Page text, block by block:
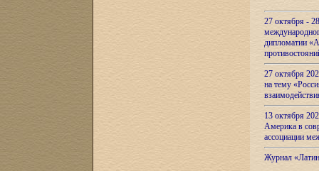
27 октября -
дипломатии
27 октября
на тему
13 октября
Америка в
ассоциации
Журнал